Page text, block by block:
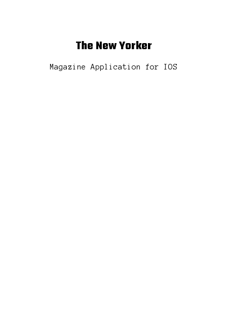
The New Yorker
Magazine Application for IOS